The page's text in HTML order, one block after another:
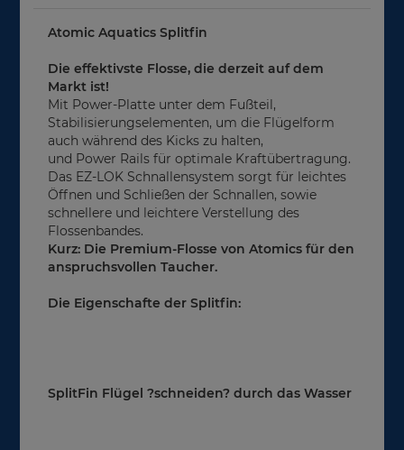
Atomic Aquatics Splitfin
Die effektivste Flosse, die derzeit auf dem
Markt ist!
Mit Power-Platte unter dem Fußteil,
Stabilisierungselementen, um die Flügelform
auch während des Kicks zu halten,
und Power Rails für optimale Kraftübertragung.
Das EZ-LOK Schnallensystem sorgt für leichtes
Öffnen und Schließen der Schnallen, sowie
schnellere und leichtere Verstellung des
Flossenbandes.
Kurz: Die Premium-Flosse von Atomics für den
anspruchsvollen Taucher.
Die Eigenschafte der Splitfin:
SplitFin Flügel ?schneiden? durch das Wasser